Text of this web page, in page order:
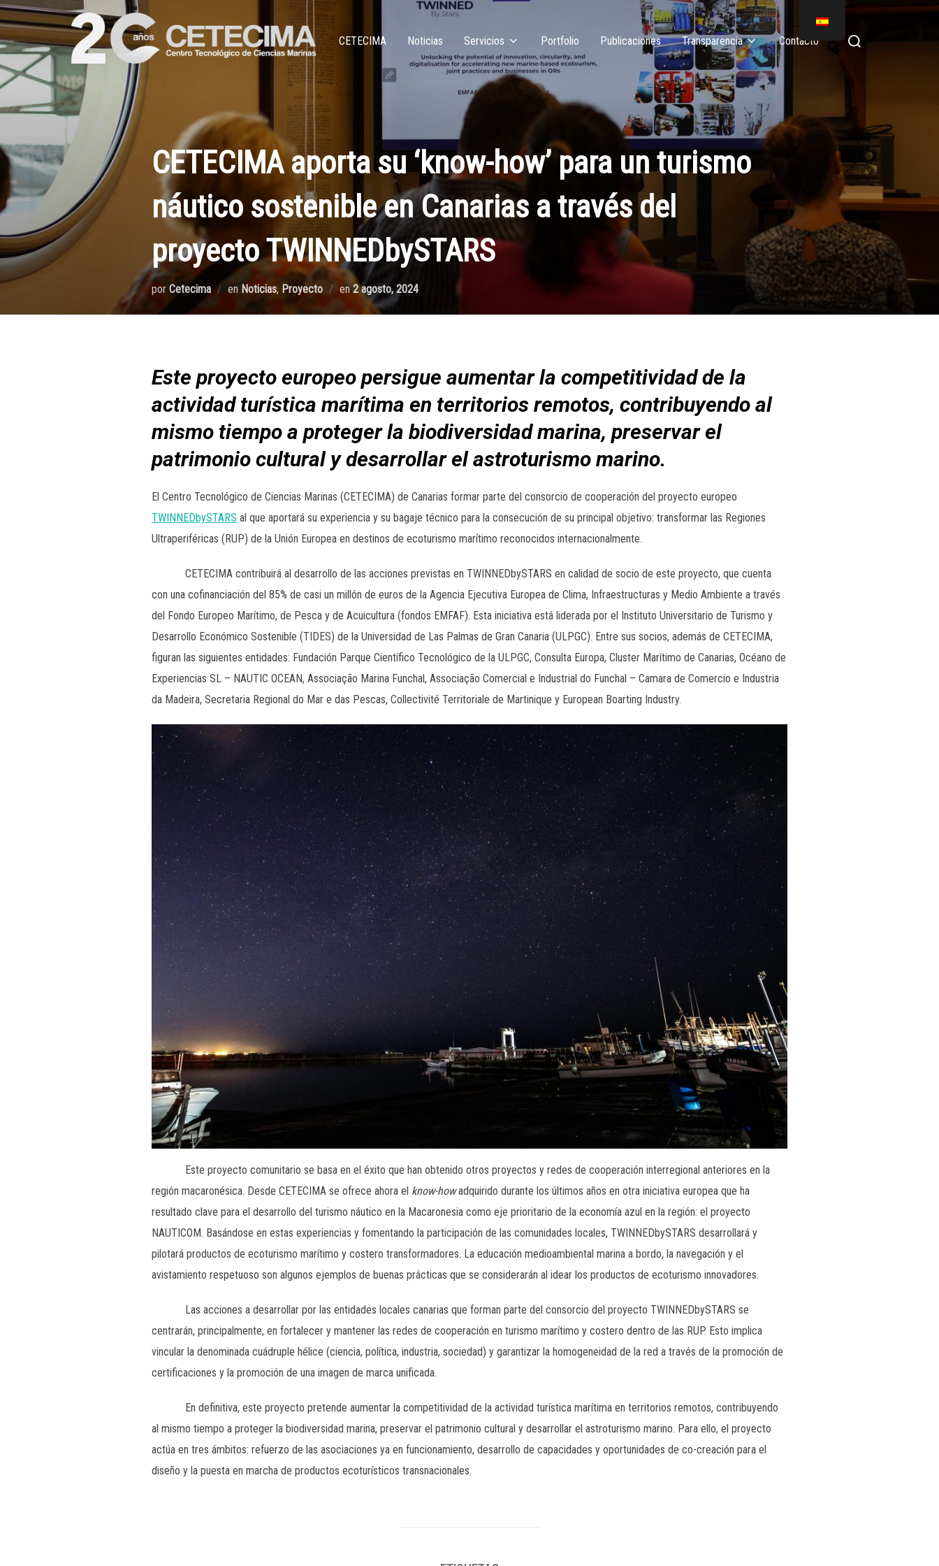
CETECIMA Noticias Servicios Portfolio Publicaciones Transparencia Contacto
CETECIMA aporta su ‘know-how’ para un turismo
náutico sostenible en Canarias a través del
proyecto TWINNEDbySTARS
por Cetecima en Noticias, Proyecto en2 agosto, 2024
Este proyecto europeo persigue aumentar la competitividad de la
actividad turística marítima en territorios remotos, contribuyendo al
mismo tiempo a proteger la biodiversidad marina, preservar el
patrimonio cultural y desarrollar el astroturismo marino.
El Centro Tecnológico de Ciencias Marinas (CETECIMA) de Canarias formar parte del consorcio de cooperación del proyecto europeo
TWINNEDbySTARS al que aportará su experiencia y su bagaje técnico para la consecución de su principal objetivo: transformar las Regiones
Ultraperiféricas (RUP) de la Unión Europea en destinos de ecoturismo marítimo reconocidos internacionalmente.
CETECIMA contribuirá al desarrollo de las acciones previstas en TWINNEDbySTARS en calidad de socio de este proyecto, que cuenta
con una cofinanciación del 85% de casi un millón de euros de la Agencia Ejecutiva Europea de Clima, Infraestructuras y Medio Ambiente a través
del Fondo Europeo Marítimo, de Pesca y de Acuicultura (fondos EMFAF). Esta iniciativa está liderada por el Instituto Universitario de Turismo y
Desarrollo Económico Sostenible (TIDES) de la Universidad de Las Palmas de Gran Canaria (ULPGC). Entre sus socios, además de CETECIMA,
figuran las siguientes entidades: Fundación Parque Científico Tecnológico de la ULPGC, Consulta Europa, Cluster Marítimo de Canarias, Océano de
Experiencias SL – NAUTIC OCEAN, Associação Marina Funchal, Associação Comercial e Industrial do Funchal – Camara de Comercio e Industria
da Madeira, Secretaria Regional do Mar e das Pescas, Collectivité Territoriale de Martinique y European Boarting Industry.
Este proyecto comunitario se basa en el éxito que han obtenido otros proyectos y redes de cooperación interregional anteriores en la
región macaronésica. Desde CETECIMA se ofrece ahora el know-howadquirido durante los últimos años en otra iniciativa europea que ha
resultado clave para el desarrollo del turismo náutico en la Macaronesia como eje prioritario de la economía azul en la región: el proyecto
NAUTICOM. Basándose en estas experiencias y fomentando la participación de las comunidades locales, TWINNEDbySTARS desarrollará y
pilotará productos de ecoturismo marítimo y costero transformadores. La educación medioambiental marina a bordo, la navegación y el
avistamiento respetuoso son algunos ejemplos de buenas prácticas que se considerarán al idear los productos de ecoturismo innovadores.
Las acciones a desarrollar por las entidades locales canarias que forman parte del consorcio del proyecto TWINNEDbySTARS se
centrarán, principalmente, en fortalecer y mantener las redes de cooperación en turismo marítimo y costero dentro de las RUP. Esto implica
vincular la denominada cuádruple hélice (ciencia, política, industria, sociedad) y garantizar la homogeneidad de la red a través de la promoción de
certificaciones y la promoción de una imagen de marca unificada.
En definitiva, este proyecto pretende aumentar la competitividad de la actividad turística marítima en territorios remotos, contribuyendo
al mismo tiempo a proteger la biodiversidad marina, preservar el patrimonio cultural y desarrollar el astroturismo marino. Para ello, el proyecto
actúa en tres ámbitos: refuerzo de las asociaciones ya en funcionamiento, desarrollo de capacidades y oportunidades de co-creación para el
diseño y la puesta en marcha de productos ecoturísticos transnacionales.